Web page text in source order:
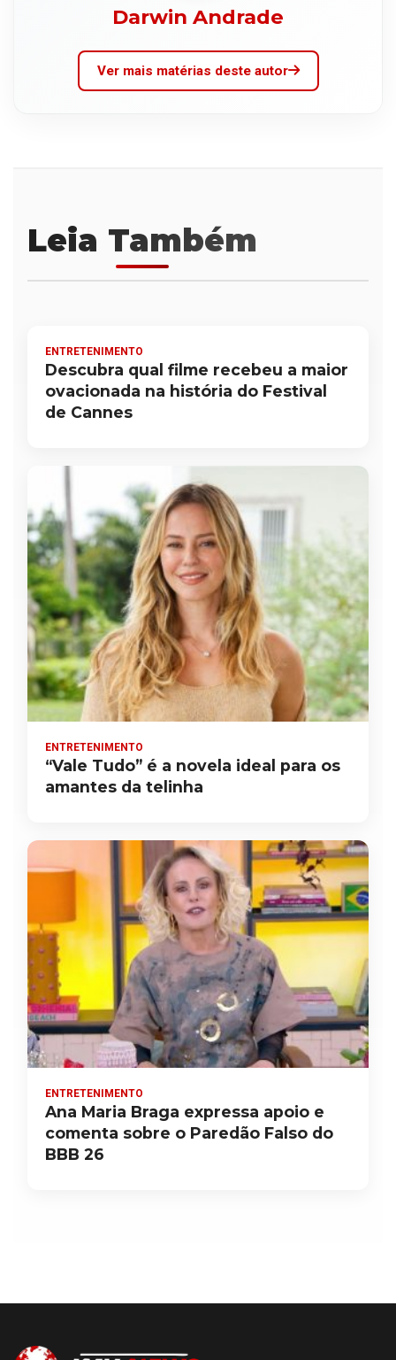
Darwin Andrade
Ver mais matérias deste autor
Leia Também
ENTRETENIMENTO
Descubra qual filme recebeu a maior
ovacionada na história do Festival
de Cannes
ENTRETENIMENTO
“Vale Tudo” é a novela ideal para os
amantes da telinha
ENTRETENIMENTO
Ana Maria Braga expressa apoio e
comenta sobre o Paredão Falso do
BBB 26